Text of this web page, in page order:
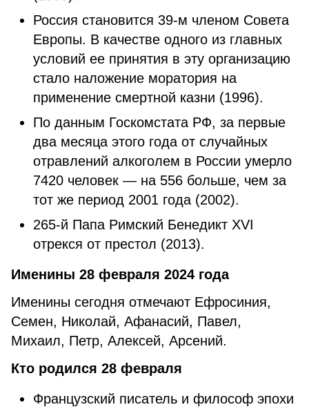
Россия становится 39-м членом Совета
Европы. В качестве одного из главных
условий ее принятия в эту организацию
стало наложение моратория на
применение смертной казни (1996).
По данным Госкомстата РФ, за первые
два месяца этого года от случайных
отравлений алкоголем в России умерло
7420 человек — на 556 больше, чем за
тот же период 2001 года (2002).
265-й Папа Римский Бенедикт XVI
отрекся от престол (2013).
Именины 28 февраля 2024 года
Именины сегодня отмечают Ефросиния,
Семен, Николай, Афанасий, Павел,
Михаил, Петр, Алексей, Арсений.
Кто родился 28 февраля
Французский писатель и философ эпохи